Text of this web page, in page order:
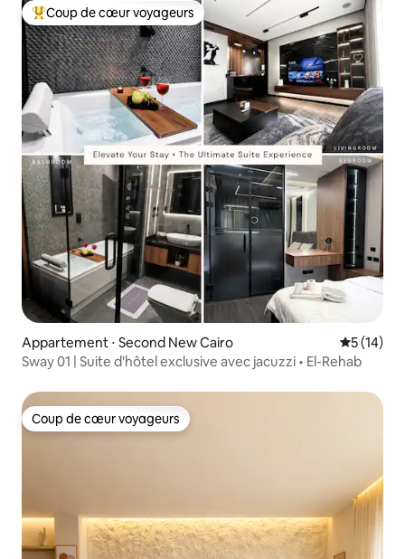
Coups de cœur voyageurs les plus appréciés
Coup de cœur voyageurs
Appartement ⋅ Second New Cairo
5 (14)
Sway 01 | Suite d'hôtel exclusive avec jacuzzi • El-Rehab
Coup de cœur voyageurs
Coup de cœur voyageurs